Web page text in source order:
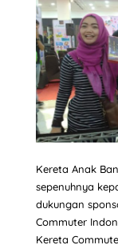
Kereta Anak
sepenuhnya
dukungan
Commuter
Kereta